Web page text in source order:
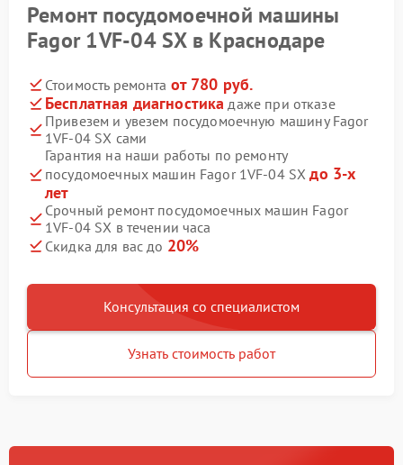
Ремонт посудомоечной машины
Fagor 1VF-04 SX в Краснодаре
Стоимость ремонта от 780 руб.
Бесплатная диагностика даже при отказе
Привезем и увезем посудомоечную машину Fagor
1VF-04 SX сами
Гарантия на наши работы по ремонту
посудомоечных машин Fagor 1VF-04 SXдо 3-х
лет
Срочный ремонт посудомоечных машин Fagor
1VF-04 SX в течении часа
Скидка для вас до 20%
Консультация со специалистом
Узнать стоимость работ